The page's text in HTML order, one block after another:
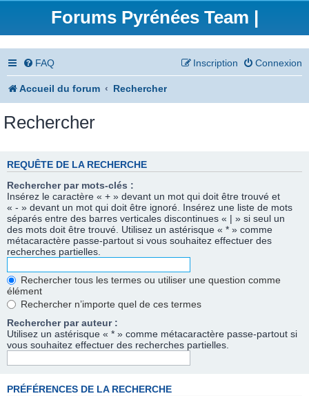
Forums Pyrénées Team |
FAQ Connexion
Inscription
Accueil du forum Rechercher
Rechercher
REQUÊTE DE LA RECHERCHE
Rechercher par mots-clés :
Insérez le caractère « + » devant un mot qui doit être trouvé et
« - » devant un mot qui doit être ignoré. Insérez une liste de mots
séparés entre des barres verticales discontinues « | » si seul un
des mots doit être trouvé. Utilisez un astérisque « * » comme
métacaractère passe-partout si vous souhaitez effectuer des
recherches partielles.
Rechercher tous les termes ou utiliser une question comme
élément
Rechercher n’importe quel de ces termes
Rechercher par auteur :
Utilisez un astérisque « * » comme métacaractère passe-partout si
vous souhaitez effectuer des recherches partielles.
PRÉFÉRENCES DE LA RECHERCHE